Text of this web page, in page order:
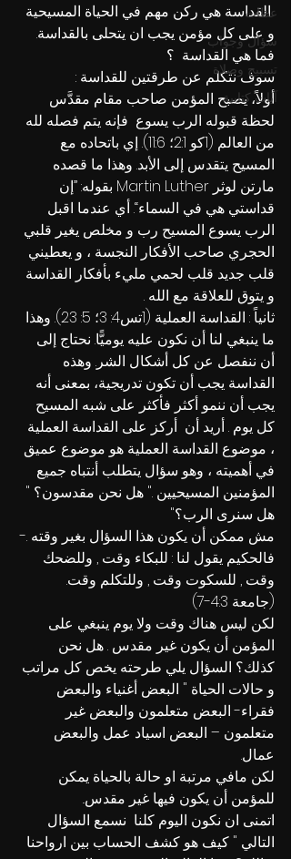
عظات
سؤال وجواب
تسبيح وصلاة
آيات كتابية
القداسة هي ركن مهم في الحياة المسيحية
و على كل مؤمن يجب ان يتحلى بالقداسة.
فما هي القداسة  ؟
سوف نتكلم عن طرقتين للقداسة :
أولاً، يصبح المؤمن صاحب مقام مقدَّس
لحظة قبوله الرب يسوع  فإنه يتم فصله لله
من العالم (1كو 2:1؛ 11:6). إي باتحاده مع
المسيح يتقدس إلى الأبد. وهذا ما قصده
مارتن لوثر Martin Luther بقوله: ”إن
قداستي هي في السماء“. أي عندما اقبل
الرب يسوع المسيح رب و مخلص يغير قلبي
الحجري صاحب الأفكار النجسة ، و يعطيني
قلب جديد قلب لحمي مليء بأفكار القداسة
و يتوق للعلاقة مع الله .
ثانياً
: القداسة العملية (1تس4: 3؛ 5: 23). وهذا
ما ينبغي لنا أن نكون عليه يوميًّا. نحتاج إلى
أن ننفصل عن كل أشكال الشر. وهذه
القداسة يجب أن تكون تدريجية، بمعنى أنه
يجب أن ننمو أكثر فأكثر على شبه المسيح
كل يوم . أريد أن  أركز على القداسة العملية
، موضوع القداسة العملية هو موضوع عميق
في أهميته ، وهو سؤال يتطلب أنتباه جميع
المؤمنين المسيحيين ." هل نحن مقدسون؟ "
هل سنرى الرب؟"
مش ممكن أن يكون هذا السؤال بغير وقته .-
فالحكيم يقول لنا : للبكاء وقت , وللضحك
وقت , للسكوت وقت , وللتكلم وقت.
(جامعة 4:3-7)
لكن ليس هناك وقت ولا يوم ينبغي على
المؤمن أن يكون غير مقدس . هل نحن
كذلك؟ السؤال يلي طرحته يخص كل مراتب
و حالات الحياة " البعض أغنياء والبعض
فقراء- البعض متعلمون والبعض غير
متعلمون – البعض اسياد عمل والبعض
عمال.
لكن مافي مرتبة او حالة بالحياة يمكن
للمؤمن أن يكون فيها غير مقدس..
اتمنى ان نكون اليوم كلنا  نسمع السؤال
التالي " كيف هو كشف الحساب بين ارواحنا